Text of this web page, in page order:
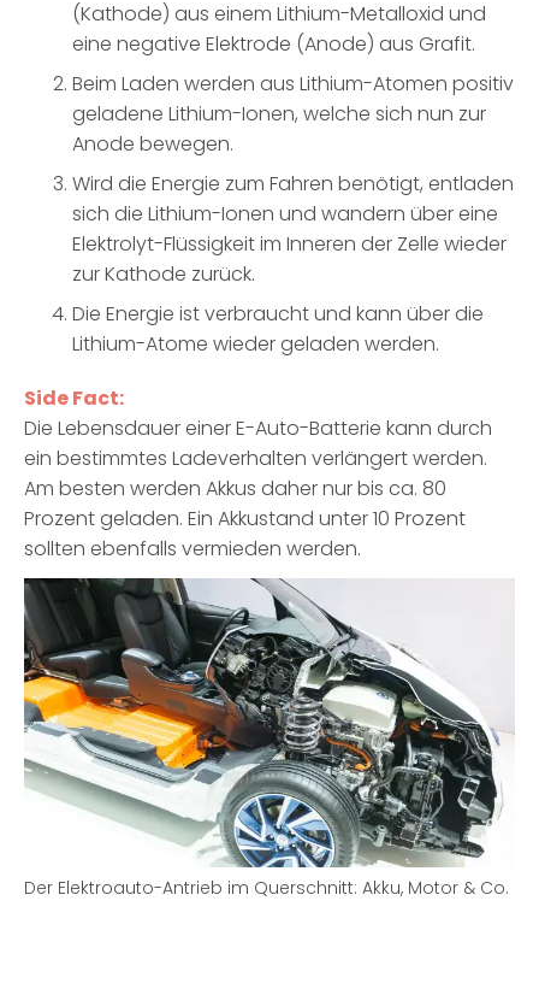
(Kathode) aus einem Lithium-Metalloxid und
eine negative Elektrode (Anode) aus Grafit.
Beim Laden werden aus Lithium-Atomen positiv
geladene Lithium-Ionen, welche sich nun zur
Anode bewegen.
Wird die Energie zum Fahren benötigt, entladen
sich die Lithium-Ionen und wandern über eine
Elektrolyt-Flüssigkeit im Inneren der Zelle wieder
zur Kathode zurück.
Die Energie ist verbraucht und kann über die
Lithium-Atome wieder geladen werden.
Side Fact:
Die Lebensdauer einer E-Auto-Batterie kann durch
ein bestimmtes Ladeverhalten verlängert werden.
Am besten werden Akkus daher nur bis ca. 80
Prozent geladen. Ein Akkustand unter 10 Prozent
sollten ebenfalls vermieden werden.
Der Elektroauto-Antrieb im Querschnitt: Akku, Motor & Co.